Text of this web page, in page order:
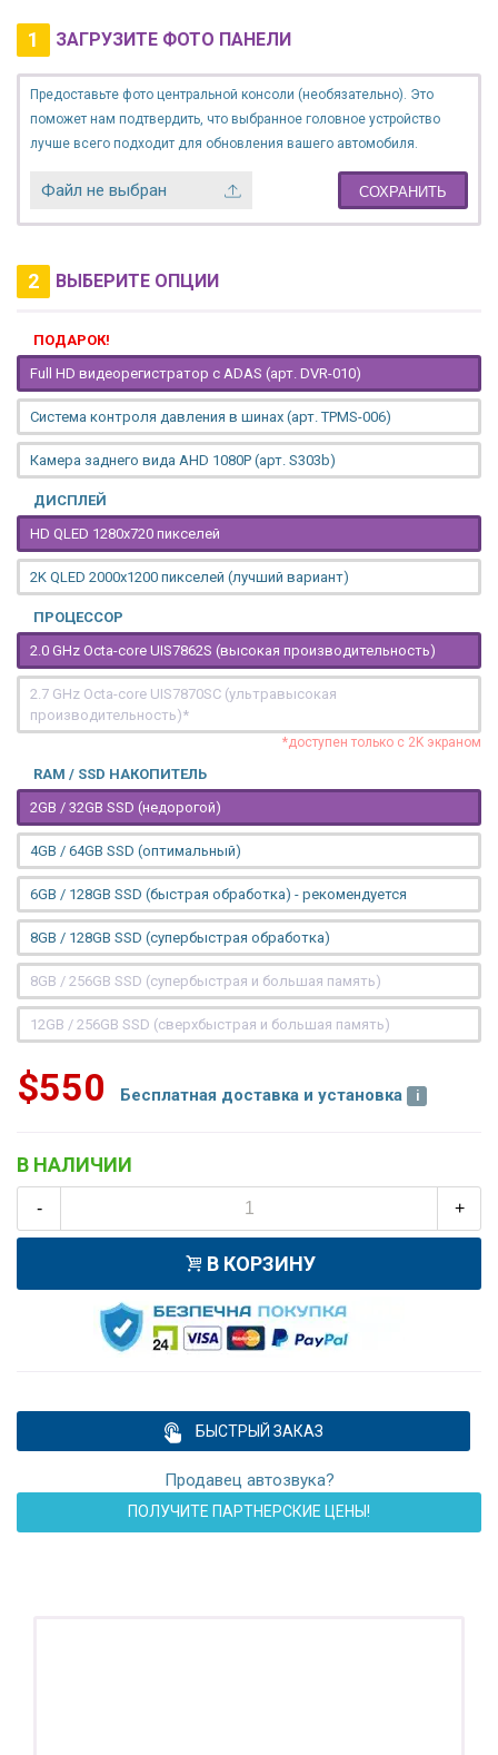
1 ЗАГРУЗИТЕ ФОТО ПАНЕЛИ
Предоставьте фото центральной консоли (необязательно). Это
поможет нам подтвердить, что выбранное головное устройство
лучше всего подходит для обновления вашего автомобиля.
Файл не выбран СОХРАНИТЬ
2 ВЫБЕРИТЕ ОПЦИИ
ПОДАРОК!
Full HD видеорегистратор с ADAS (арт. DVR-010)
Система контроля давления в шинах (арт. TPMS-006)
Камера заднего вида AHD 1080P (арт. S303b)
ДИСПЛЕЙ
HD QLED 1280x720 пикселей
2K QLED 2000х1200 пикселей (лучший вариант)
ПРОЦЕССОР
2.0 GHz Octa-core UIS7862S (высокая производительность)
2.7 GHz Octa-core UIS7870SC (ультравысокая
производительность)*
*доступен только с 2K экраном
RAM / SSD НАКОПИТЕЛЬ
2GB / 32GB SSD (недорогой)
4GB / 64GB SSD (оптимальный)
6GB / 128GB SSD (быстрая обработка) - рекомендуется
8GB / 128GB SSD (супербыстрая обработка)
8GB / 256GB SSD (супербыстрая и большая память)
12GB / 256GB SSD (сверхбыстрая и большая память)
$550 Бесплатная доставка и установка
В НАЛИЧИИ
- +
В КОРЗИНУ
БЫСТРЫЙ ЗАКАЗ
Продавец автозвука?
ПОЛУЧИТЕ ПАРТНЕРСКИЕ ЦЕНЫ!